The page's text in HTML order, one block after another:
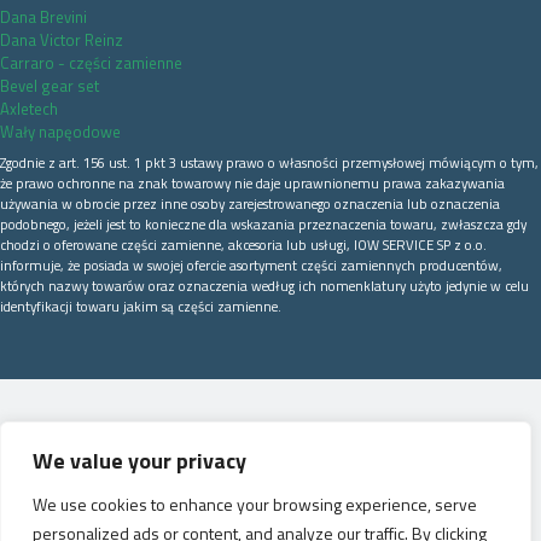
We value your privacy
We use cookies to enhance your browsing experience, serve
personalized ads or content, and analyze our traffic. By clicking
Dana Brevini
Dana Victor Reinz
Carraro - części zamienne
Bevel gear set
Axletech
Wały napęodowe
Zgodnie z art. 156 ust. 1 pkt 3 ustawy prawo o własności przemysłowej mówiącym o tym,
że prawo ochronne na znak towarowy nie daje uprawnionemu prawa zakazywania
używania w obrocie przez inne osoby zarejestrowanego oznaczenia lub oznaczenia
podobnego, jeżeli jest to konieczne dla wskazania przeznaczenia towaru, zwłaszcza gdy
chodzi o oferowane części zamienne, akcesoria lub usługi, IOW SERVICE SP z o.o.
informuje, że posiada w swojej ofercie asortyment części zamiennych producentów,
których nazwy towarów oraz oznaczenia według ich nomenklatury użyto jedynie w celu
identyfikacji towaru jakim są części zamienne.